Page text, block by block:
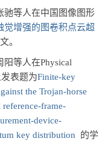
驰等人在中国图像图形
觉增强的图卷积点云超
。
等人在Physical
表题为Finite-key
the Trojan-horse
frame-
device-
key distribution 的学